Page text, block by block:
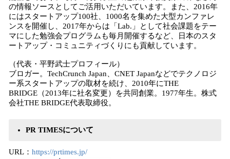
の情報ソースとしてご活用いただいています。また、2016年
にはスタートアップ100社、1000名を集めた大型カンファレ
ンスを開催し、2017年からは「Lab.」として社会課題をテー
マにした勉強会プログラムも毎月開催するなど、日本のスタ
ートアップ・コミュニティづくりにも貢献しています。
（代表・平野武士プロフィール）
ブロガー。TechCrunch Japan、CNET Japanなどでテクノロジ
ー系スタートアップの取材を続け、2010年にTHE
BRIDGE（2013年に社名変更）を共同創業。1977年生。株式
会社THE BRIDGE代表取締役。
PR TIMESについて
URL： https://prtimes.jp/